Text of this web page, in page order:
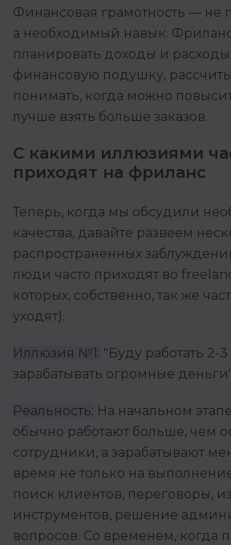
Финансовая грамотность — не
а необходимый навык.
планировать доходы и
финансовую подушку,
понимать, когда можно
лучше взять больше заказов.
С какими иллюзиями
приходят на фриланс
Теперь, когда мы обсудили
качества, давайте развеем
распространенных
люди часто приходят во
которых, собственно, так же
уходят).
Иллюзия №1: "Буду работать 2-
зарабатывать огромные
Реальность: На начальном
обычно работают больше, чем
сотрудники, а зарабатывают
время не только на
поиск клиентов, переговоры,
инструментов, решение
вопросов. Со временем, когда